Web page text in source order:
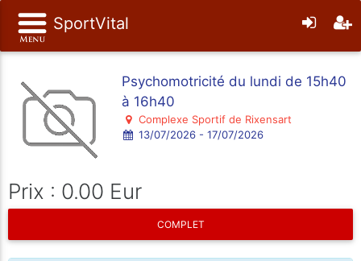
SportVital
Psychomotricité du lundi de 15h40
à 16h40
Complexe Sportif de Rixensart
13/07/2026 - 17/07/2026
Prix : 0.00 Eur
COMPLET